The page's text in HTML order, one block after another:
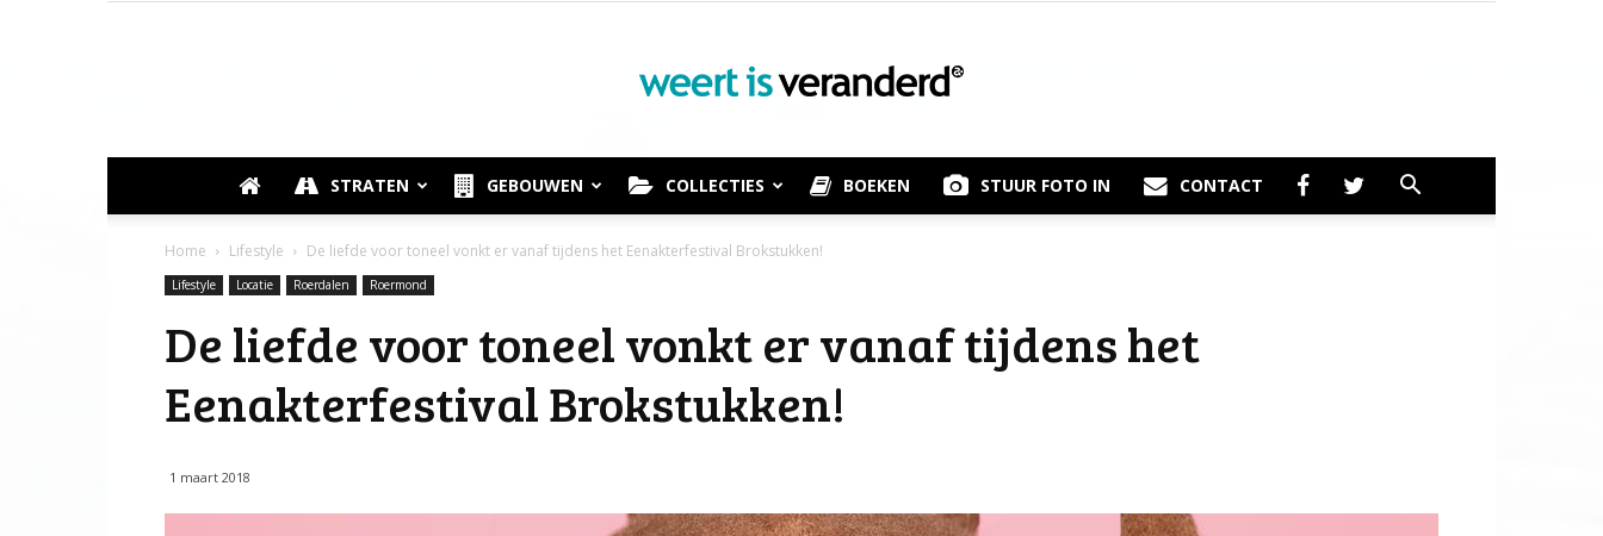
Weert
is
Veranderd
STRATEN GEBOUWEN COLLECTIES BOEKEN STUUR FOTO IN CONTACT
Home Lifestyle De liefde voor toneel vonkt er vanaf tijdens het Eenakterfestival Brokstukken!
Lifestyle Locatie Roerdalen Roermond
De liefde voor toneel vonkt er vanaf tijdens het
Eenakterfestival Brokstukken!
1 maart 2018